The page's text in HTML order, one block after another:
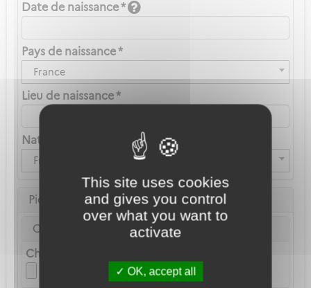
This site uses cookies
and gives you control
over what you want to
activate
OK, accept all
Date de naissance *
Pays de naissance *
France
Lieu de naissance *
Nationalité *
Française
Pièce d'identité
Carte Nationale d'Identité ou Passeport *
Choix du fichier